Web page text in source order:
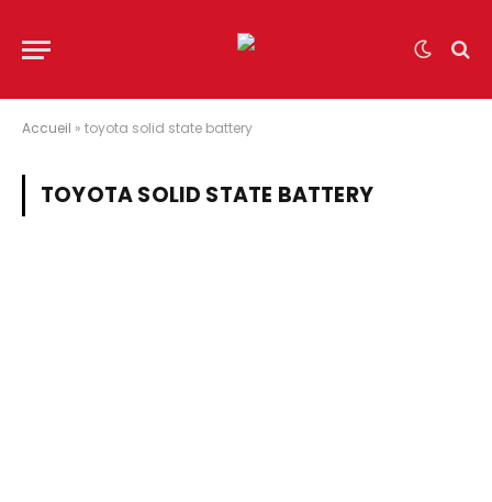
Accueil » toyota solid state battery
TOYOTA SOLID STATE BATTERY